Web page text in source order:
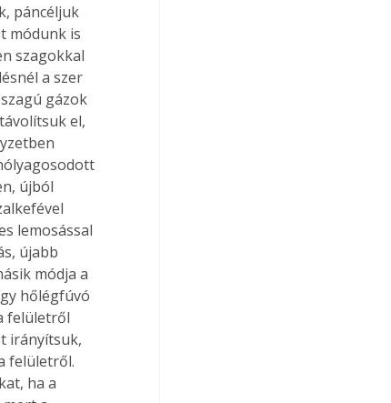
páncéljuk
módunk is
szagokkal
a szer
gázok
el,
újból
lemosással
újabb
módja a
hőlégfúvó
felületről
irányítsuk,
felületről.
ha a